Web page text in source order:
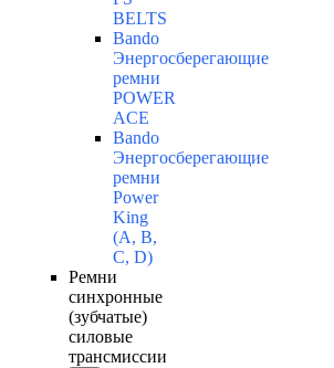
BELTS
Bando
Энергосберегающие
ремни
POWER
ACE
Bando
Энергосберегающие
ремни
Power
King
(A, B,
C, D)
Ремни
синхронные
(зубчатые)
силовые
трансмиссии